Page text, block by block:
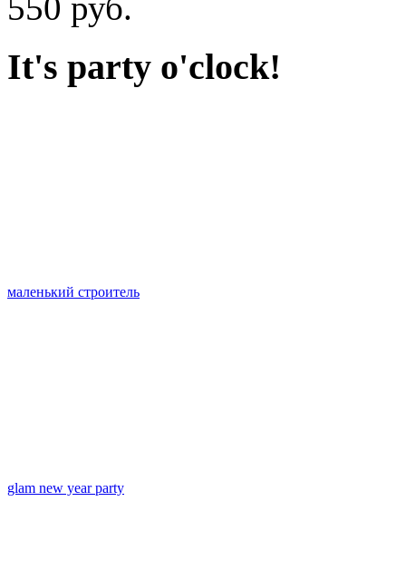
It's party o'clock!
маленький строитель
glam new year party